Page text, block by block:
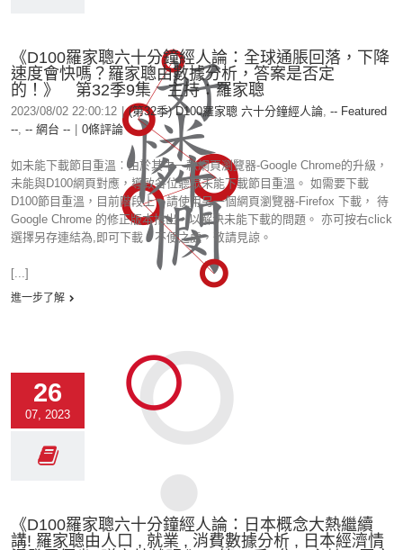
《D100羅家聰六十分鐘經人論：全球通脹回落，下降
速度會快嗎？羅家聰由數據分析，答案是否定
的！》 第32季9集 主持：羅家聰
2023/08/02 22:00:12 | (第32季) D100羅家聰 六十分鐘經人論, -- Featured
--, -- 網台 -- 0條評論
如未能下載節目重溫︰由於其中一款網頁瀏覽器-Google Chrome的升級，
未能與D100網頁對應，導致各位聽眾未能下載節目重溫。 如需要下載
D100節目重溫，目前階段上，請使用另一個網頁瀏覽器-Firefox 下載， 待
Google Chrome 的修正版本推出，以解決未能下載的問題。 亦可按右click
選擇另存連結為,即可下載。不便之處，敬請見諒。
[...]
進一步了解
26
07, 2023
《D100羅家聰六十分鐘經人論：日本概念大熱繼續
講! 羅家聰由人口 , 就業 , 消費數據分析 , 日本經濟情